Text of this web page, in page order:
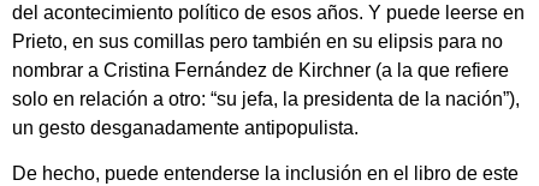
del acontecimiento político de esos años. Y puede leerse en
Prieto, en sus comillas pero también en su elipsis para no
nombrar a Cristina Fernández de Kirchner (a la que refiere
solo en relación a otro: “su jefa, la presidenta de la nación”),
un gesto desganadamente antipopulista.
De hecho, puede entenderse la inclusión en el libro de este